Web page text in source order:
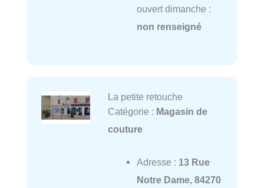
ouvert dimanche :
non renseigné
La petite retouche
Catégorie : Magasin de
couture
Adresse : 13 Rue
Notre Dame, 84270